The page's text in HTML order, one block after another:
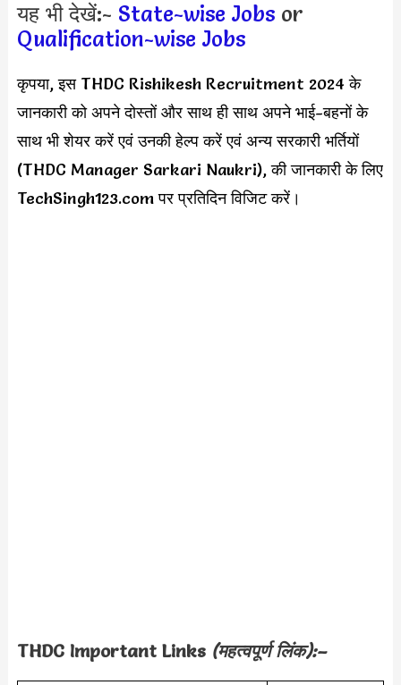
यह भी देखें:- State-wise Jobs or
Qualification-wise Jobs
कृपया, इस THDC Rishikesh Recruitment 2024 के
जानकारी को अपने दोस्तों और साथ ही साथ अपने भाई-बहनों के
साथ भी शेयर करें एवं उनकी हेल्प करें एवं अन्य सरकारी भर्तियों
(THDC Manager Sarkari Naukri), की जानकारी के लिए
TechSingh123.com पर प्रतिदिन विजिट करें।
THDC Important Links (महत्वपूर्ण लिंक):–